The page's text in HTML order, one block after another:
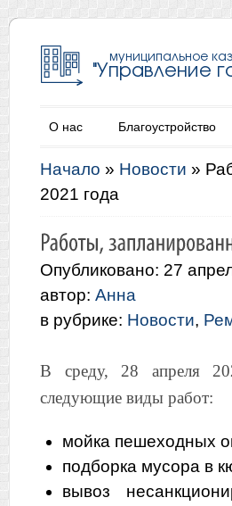
О нас Благоустройство
Начало » Новости »
2021 года
Опубликовано: 27
автор: Анна
в рубрике: Новости,
В среду, 28 апреля
следующие виды работ:
мойка пешеходных
подборка мусора в
вывоз